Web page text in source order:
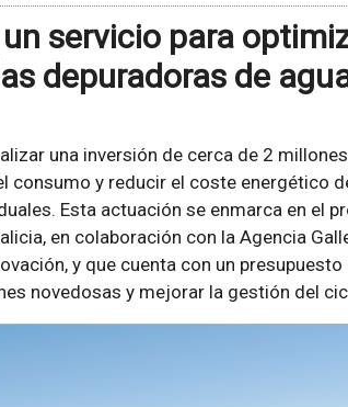
servicio para
depuradoras de
una inversión de cerca de 2
consumo y reducir el coste energético
Esta actuación se enmarca en el
en colaboración con la Agencia
y que cuenta con un
novedosas y mejorar la gestión del